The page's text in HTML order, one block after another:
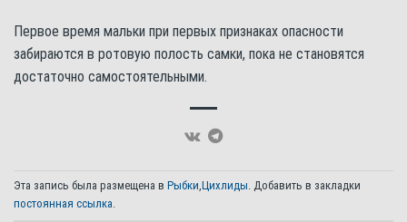
Первое время мальки при первых признаках опасности
забираются в ротовую полость самки, пока не становятся
достаточно самостоятельными.
Эта запись была размещена в Рыбки,Цихлиды. Добавить в закладки
постоянная ссылка.